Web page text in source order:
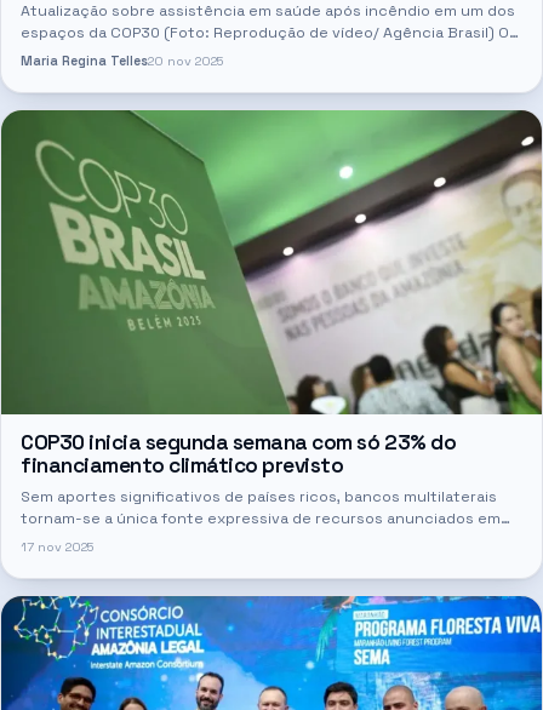
Atualização sobre assistência em saúde após incêndio em um dos
espaços da COP30 (Foto: Reprodução de vídeo/ Agência Brasil) O
Centro Integrado de Operações Conjuntas da Saúde (CIOCS)…
Maria Regina Telles20 nov 2025
COP30 inicia segunda semana com só 23% do
financiamento climático previsto
Sem aportes significativos de países ricos, bancos multilaterais
tornam-se a única fonte expressiva de recursos anunciados em
Belém.
17 nov 2025